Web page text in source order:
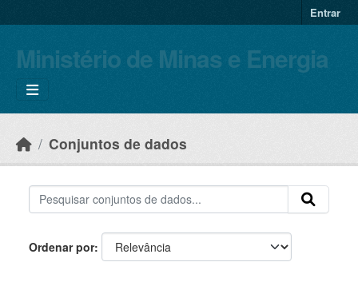
Entrar
Ministério de Minas e Energia
Conjuntos de dados
Ordenar por